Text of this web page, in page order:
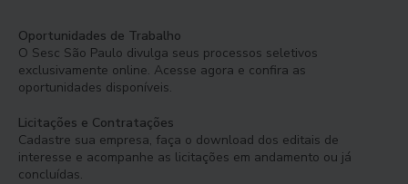
Oportunidades de Trabalho
O Sesc São Paulo divulga seus processos seletivos
exclusivamente online. Acesse agora e confira as
oportunidades disponíveis.
Licitações e Contratações
Cadastre sua empresa, faça o download dos editais de
interesse e acompanhe as licitações em andamento ou já
concluídas.